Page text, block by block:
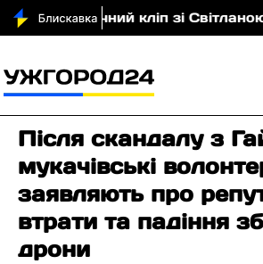
музичний кліп зі Світланою
Після скандалу з
мукачівські
заявляють про
втрати та падіння
дрони